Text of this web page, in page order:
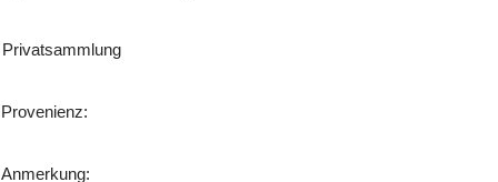
Privatsammlung
Provenienz:
Anmerkung: